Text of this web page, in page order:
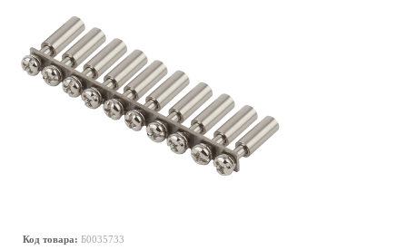
Код товара: Б0035733